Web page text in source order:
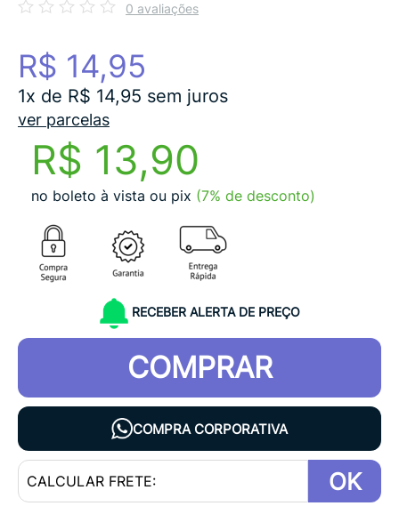
0 avaliações
R$ 14,95
1x de R$ 14,95 sem juros
ver parcelas
R$ 13,90
no boleto à vista ou pix (7% de desconto)
RECEBER ALERTA DE PREÇO
COMPRAR
COMPRA CORPORATIVA
OK